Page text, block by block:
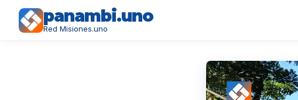
panambi.uno
Red Misiones.uno